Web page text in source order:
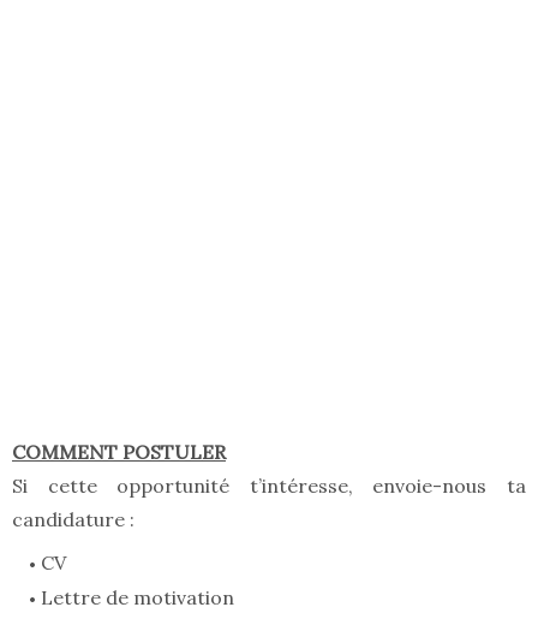
COMMENT POSTULER
Si cette opportunité t’intéresse, envoie-nous ta
candidature :
CV
Lettre de motivation